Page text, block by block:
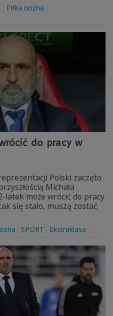
Piłka nożna
do pracy w
Polski zaczęto
Michała
latek może wrócić do pracy
się stało, muszą zostać
SPORT Ekstraklasa